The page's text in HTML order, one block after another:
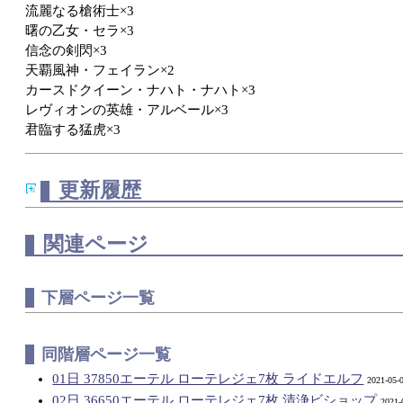
流麗なる槍術士×3
曙の乙女・セラ×3
信念の剣閃×3
天覇風神・フェイラン×2
カースドクイーン・ナハト・ナハト×3
レヴィオンの英雄・アルベール×3
君臨する猛虎×3
更新履歴
関連ページ
下層ページ一覧
同階層ページ一覧
01日 37850エーテル ローテレジェ7枚 ライドエルフ 2021-05-